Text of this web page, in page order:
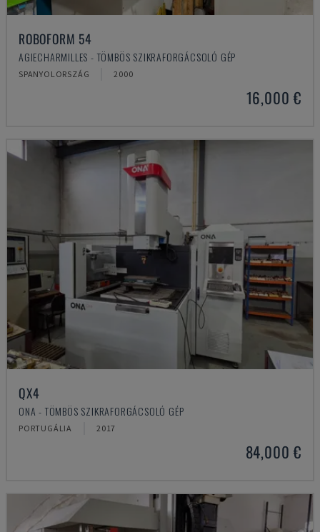
ROBOFORM 54
AGIECHARMILLES - TÖMBÖS SZIKRAFORGÁCSOLÓ GÉP
SPANYOLORSZÁG 2000
16,000 €
QX4
ONA - TÖMBÖS SZIKRAFORGÁCSOLÓ GÉP
PORTUGÁLIA 2017
84,000 €